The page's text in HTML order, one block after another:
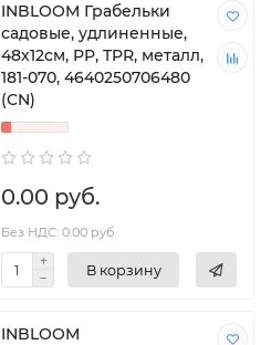
INBLOOM Грабельки
садовые, удлиненные,
48х12см, PP, TPR, металл,
181-070, 4640250706480
(CN)
0.00 руб.
Без НДС: 0.00 руб.
В корзину
INBLOOM